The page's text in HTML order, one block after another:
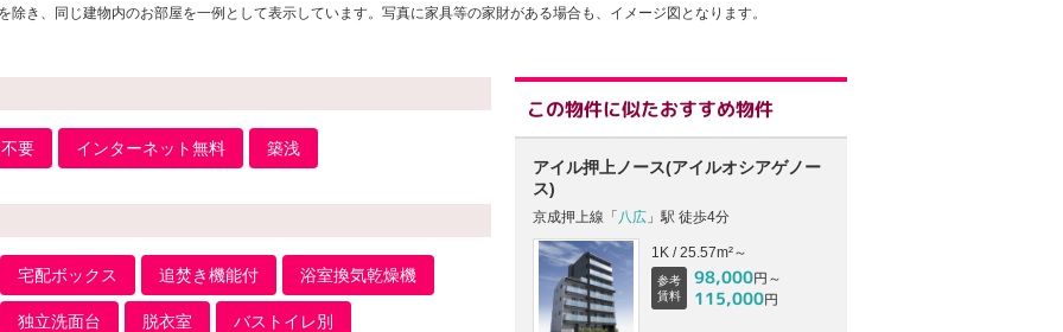
き、同じ建物内のお部屋を一例として表示しています。写真に家具等の家財がある場合も、イメージ図となります。
要 インターネット無料 築浅
宅配ボックス 追焚き機能付 浴室換気乾燥機
独立洗面台 脱衣室 バストイレ別
この物件に似たおすすめ物件
アイル押上ノース(アイルオシアゲノー
ス)
京成押上線「 八広 」駅 徒歩4分
1K / 25.57m²～
参考
賃料
98,000円～
115,000円